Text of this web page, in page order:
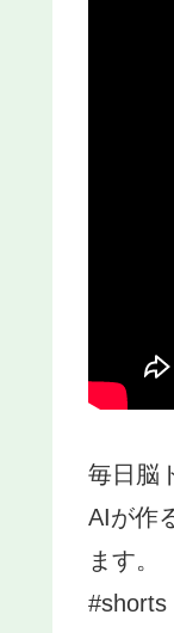
毎日脳
AIが作
ます。
#shorts